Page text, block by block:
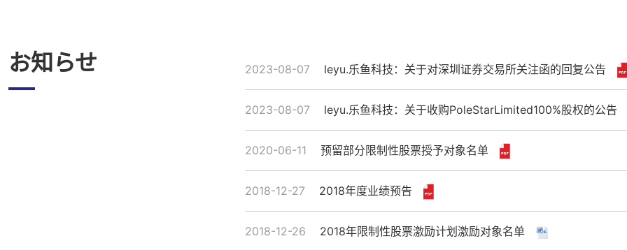
お知らせ 2023-08-07 leyu.乐鱼科技：关于对深圳证券交易所关注函的回复公告
2023-08-07 leyu.乐鱼科技：关于收购PoleStarLimited100%股权的公
2020-06-11 预留部分限制性股票授予对象名单
2018-12-27 2018年度业绩预告
2018-12-26 2018年限制性股票激励计划激励对象名单